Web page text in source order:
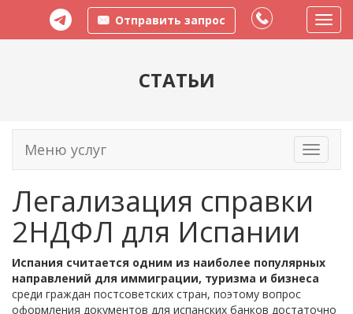
Отправить запрос
меню
СТАТЬИ
Toggle
Меню услуг
Легализация справки
2НДФЛ для Испании
Испания считается одним из наиболее популярных
направлений для иммиграции, туризма и бизнеса
среди граждан постсоветских стран, поэтому вопрос
оформления документов для испанских банков достаточно